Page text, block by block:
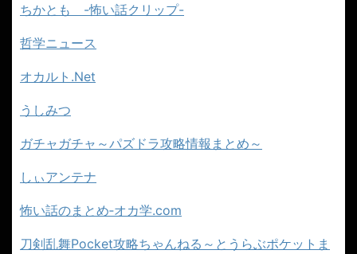
ちかとも -怖い話クリップ-
哲学ニュース
オカルト.Net
うしみつ
ガチャガチャ～パズドラ攻略情報まとめ～
しぃアンテナ
怖い話のまとめ‐オカ学.com
刀剣乱舞Pocket攻略ちゃんねる～とうらぶポケットま